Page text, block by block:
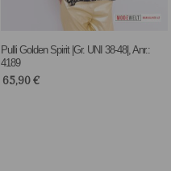
Pulli Golden Spirit |Gr. UNI 38-48|, Anr.:
4189
65,90€